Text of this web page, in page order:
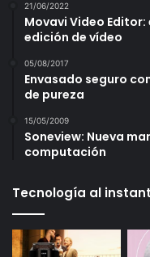
21/06/2022
Movavi Video
edición de vídeo
05/08/2017
Envasado seguro
de pureza
15/05/2009
Soneview: Nueva
computación
Tecnología al